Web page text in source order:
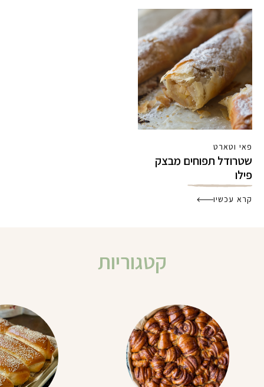
פאי וטארט
שטרודל תפוחים מבצק
פילו
קרא עכשיו
קטגוריות